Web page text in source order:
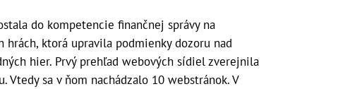
do kompetencie finančnej správy na
hrách, ktorá upravila podmienky dozoru nad
hier. Prvý prehľad webových sídiel zverejnila
sa v ňom nachádzalo 10 webstránok. V